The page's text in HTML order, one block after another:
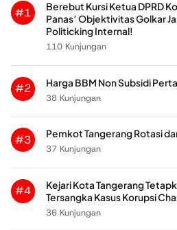
#1
Berebut Kursi Ketua DPRD
Panas’ Objektivitas Golkar
Politicking Internal!
110 Kunjungan
#2
Harga BBM Non Subsidi
38 Kunjungan
#3
Pemkot Tangerang Rotasi
37 Kunjungan
#4
Kejari Kota Tangerang
Tersangka Kasus Korupsi
36 Kunjungan